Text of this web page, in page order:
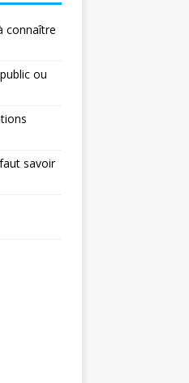
connaître
ou
savoir